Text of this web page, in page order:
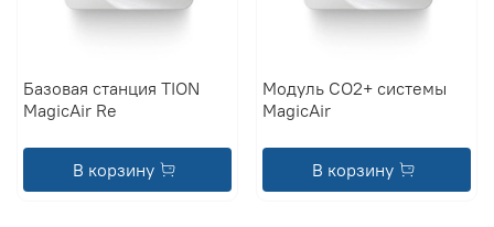
Базовая станция TION
MagicAir Re
В корзину
Модуль CO2+ системы
MagicAir
В корзину